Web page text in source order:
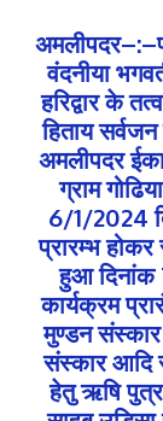
वंदनीया
हरिद्वार के
हिताय
अमलीपदर
ग्राम
6/1/2024
प्रारम्भ होकर
हुआ दिनांक
कार्यक्रम
मुण्डन संस्कार
संस्कार आदि
हेतु ऋषि